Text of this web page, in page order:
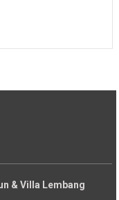
& Villa Lembang